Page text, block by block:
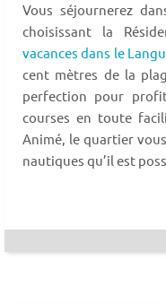
Vous séjournerez
choisissant la
vacances dans le
cent mètres de la
perfection pour
courses en toute
Animé, le quartier
nautiques qu’il est